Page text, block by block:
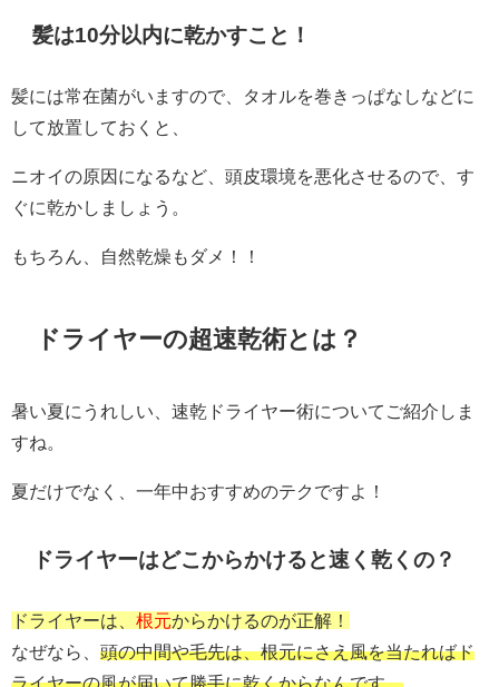
髪は10分以内に乾かすこと！
髪には常在菌がいますので、タオルを巻きっぱなしなどに
して放置しておくと、
ニオイの原因になるなど、頭皮環境を悪化させるので、す
ぐに乾かしましょう。
もちろん、自然乾燥もダメ！！
ドライヤーの超速乾術とは？
暑い夏にうれしい、速乾ドライヤー術についてご紹介しま
すね。
夏だけでなく、一年中おすすめのテクですよ！
ドライヤーはどこからかけると速く乾くの？
ドライヤーは、 根元からかけるのが正解！
なぜなら、 頭の中間や毛先は、根元にさえ風を当たればド
ライヤーの風が届いて勝手に乾くからなんです。